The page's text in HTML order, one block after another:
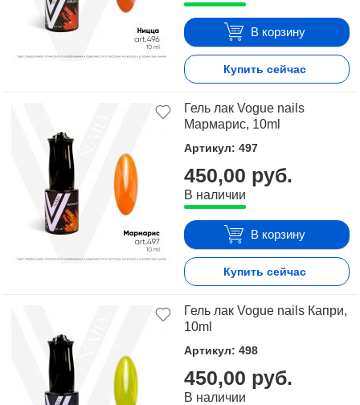
В корзину
Купить сейчас
Гель лак Vogue nails
Мармарис, 10ml
Артикул: 497
450,00 руб.
В наличии
В корзину
Купить сейчас
Гель лак Vogue nails Капри,
10ml
Артикул: 498
450,00 руб.
В наличии